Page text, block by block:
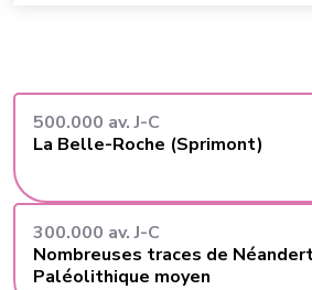
500.000 av. J-C
La Belle-Roche (Sprimont)
300.000 av. J-C
Nombreuses traces de
Paléolithique moyen